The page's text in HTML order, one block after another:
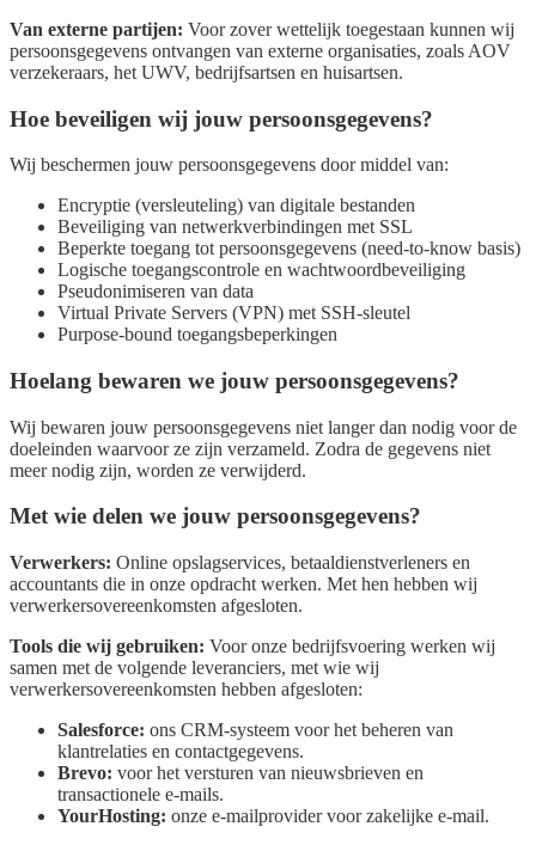
Van externe partijen: Voor zover wettelijk toegestaan kunnen wij
persoonsgegevens ontvangen van externe organisaties, zoals AOV
verzekeraars, het UWV, bedrijfsartsen en huisartsen.
Hoe beveiligen wij jouw persoonsgegevens?
Wij beschermen jouw persoonsgegevens door middel van:
Encryptie (versleuteling) van digitale bestanden
Beveiliging van netwerkverbindingen met SSL
Beperkte toegang tot persoonsgegevens (need-to-know basis)
Logische toegangscontrole en wachtwoordbeveiliging
Pseudonimiseren van data
Virtual Private Servers (VPN) met SSH-sleutel
Purpose-bound toegangsbeperkingen
Hoelang bewaren we jouw persoonsgegevens?
Wij bewaren jouw persoonsgegevens niet langer dan nodig voor de
doeleinden waarvoor ze zijn verzameld. Zodra de gegevens niet
meer nodig zijn, worden ze verwijderd.
Met wie delen we jouw persoonsgegevens?
Verwerkers: Online opslagservices, betaaldienstverleners en
accountants die in onze opdracht werken. Met hen hebben wij
verwerkersovereenkomsten afgesloten.
Tools die wij gebruiken: Voor onze bedrijfsvoering werken wij
samen met de volgende leveranciers, met wie wij
verwerkersovereenkomsten hebben afgesloten:
Salesforce: ons CRM-systeem voor het beheren van
klantrelaties en contactgegevens.
Brevo: voor het versturen van nieuwsbrieven en
transactionele e-mails.
YourHosting: onze e-mailprovider voor zakelijke e-mail.